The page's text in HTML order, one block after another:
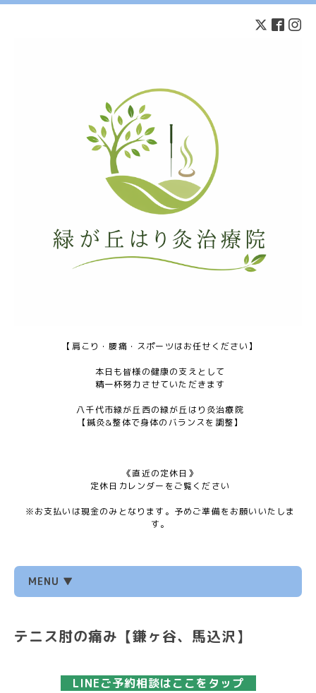
【肩こり・腰痛・スポーツはお任せください】
本日も皆様の健康の支えとして
精一杯努力させていただきます
八千代市緑が丘西の緑が丘はり灸治療院
【鍼灸&整体で身体のバランスを調整】
《直近の定休日》
定休日カレンダーをご覧ください
※お支払いは現金のみとなります。予めご準備をお願いいたしま
す。
MENU ▼
テニス肘の痛み【鎌ヶ谷、馬込沢】
LINEご予約相談はここをタップ